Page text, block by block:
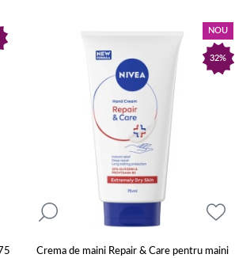
NOU
32%
Crema de maini Repair & Care pentru maini